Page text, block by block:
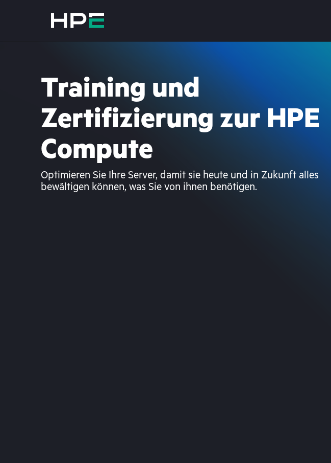
Training und
Zertifizierung zur HPE
Compute
Optimieren Sie Ihre Server, damit sie heute und in Zukunft alles
bewältigen können, was Sie von ihnen benötigen.